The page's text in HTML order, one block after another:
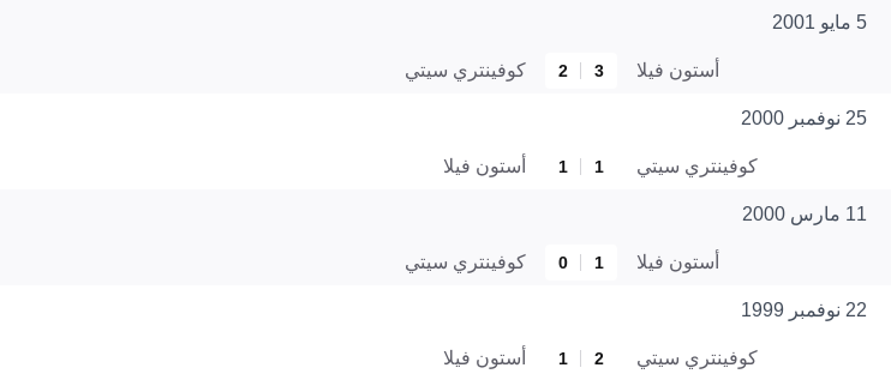
5 مايو 2001
أستون فيلا 3
2 كوفينتري سيتي
25 نوفمبر 2000
كوفينتري سيتي 1
1 أستون فيلا
11 مارس 2000
أستون فيلا 1
0 كوفينتري سيتي
22 نوفمبر 1999
كوفينتري سيتي 2
1 أستون فيلا